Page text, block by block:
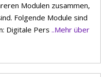
Modulen zusammen,
Folgende Module sind
Digitale Pers ..Mehr über